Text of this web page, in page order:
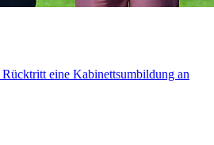
eine Kabinettsumbildung an